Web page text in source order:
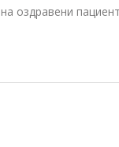
оздравени